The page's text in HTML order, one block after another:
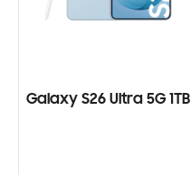
Galaxy S26 Ultra 5G 1TB